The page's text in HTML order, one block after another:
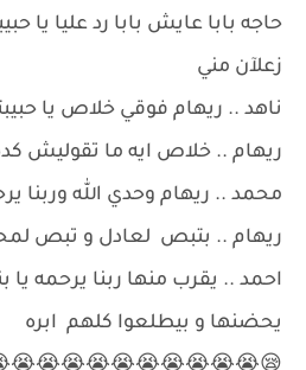
حاجه بابا عايش بابا رد عليا يا
زعلآن مني
ناهد .. ريهام فوقي خلاص يا
ريهام .. خلاص ايه ما تقوليش
محمد .. ريهام وحدي الله وربنا
ريهام .. بتبص لعادل و تبص
احمد .. يقرب منها ربنا يرحمه يا
يحضنها و بيطلعوا كلهم ابره